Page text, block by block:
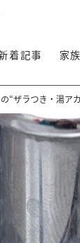
着記事 家
“ザラつき・湯